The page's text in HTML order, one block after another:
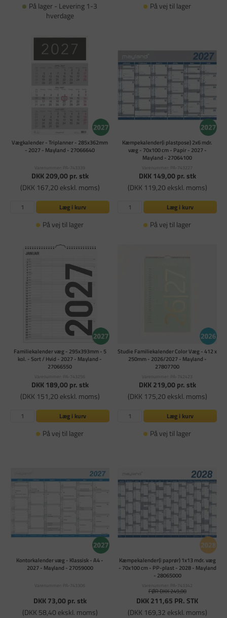
På lager - Levering 1-3
hverdage
På vej til lager
Vægkalender - Triplanner - 285x362mm
- 2027 - Mayland - 27066640
Varenummer: PA-743339
DKK 209,00pr. stk
(DKK 167,20 ekskl. moms)
Læg i kurv
På vej til lager
Kæmpekalender(i plastpose) 2x6 mdr.
væg - 70x100 cm - Papir - 2027 -
Mayland - 27064100
Varenummer: PA-743227
DKK 149,00pr. stk
(DKK 119,20 ekskl. moms)
Læg i kurv
På vej til lager
Familiekalender væg - 295x393mm - 5
kol. - Sort / Hvid - 2027 - Mayland -
27066550
Varenummer: PA-743256
DKK 189,00pr. stk
(DKK 151,20 ekskl. moms)
Læg i kurv
På vej til lager
Studie Familiekalender Color Væg - 412 x
250mm - 2026/2027 - Mayland -
27807700
Varenummer: PA-742423
DKK 219,00pr. stk
(DKK 175,20 ekskl. moms)
Læg i kurv
På vej til lager
Kontorkalender væg - Klassisk - A4 -
2027 - Mayland - 27059000
Varenummer: PA-743306
DKK 73,00pr. stk
(DKK 58,40 ekskl. moms)
Kæmpekalender(i paprør) 1x13 mdr. væg
- 70x100 cm - PP-plast - 2028 - Mayland
- 28065000
Varenummer: PA-743342
FØR DKK 249,00
DKK 211,65 PR. STK
(DKK 169,32 ekskl. moms)